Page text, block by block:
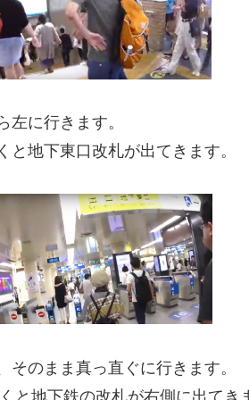
左に行きます。
と地下東口改札が出てきます。
そのまま真っ直ぐに行きます。
と地下鉄の改札が右側に出てき